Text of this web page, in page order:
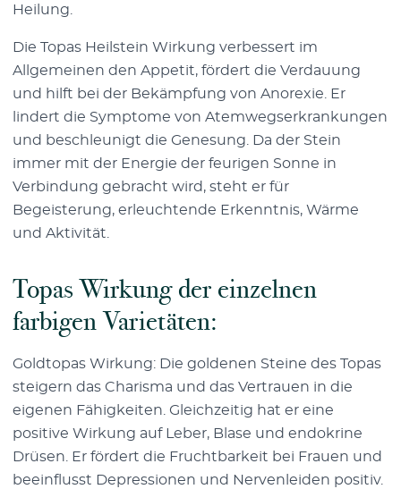
Heilung.
Die Topas Heilstein Wirkung verbessert im
Allgemeinen den Appetit, fördert die Verdauung
und hilft bei der Bekämpfung von Anorexie. Er
lindert die Symptome von Atemwegserkrankungen
und beschleunigt die Genesung. Da der Stein
immer mit der Energie der feurigen Sonne in
Verbindung gebracht wird, steht er für
Begeisterung, erleuchtende Erkenntnis, Wärme
und Aktivität.
Topas Wirkung der einzelnen
farbigen Varietäten:
Goldtopas Wirkung: Die goldenen Steine des Topas
steigern das Charisma und das Vertrauen in die
eigenen Fähigkeiten. Gleichzeitig hat er eine
positive Wirkung auf Leber, Blase und endokrine
Drüsen. Er fördert die Fruchtbarkeit bei Frauen und
beeinflusst Depressionen und Nervenleiden positiv.